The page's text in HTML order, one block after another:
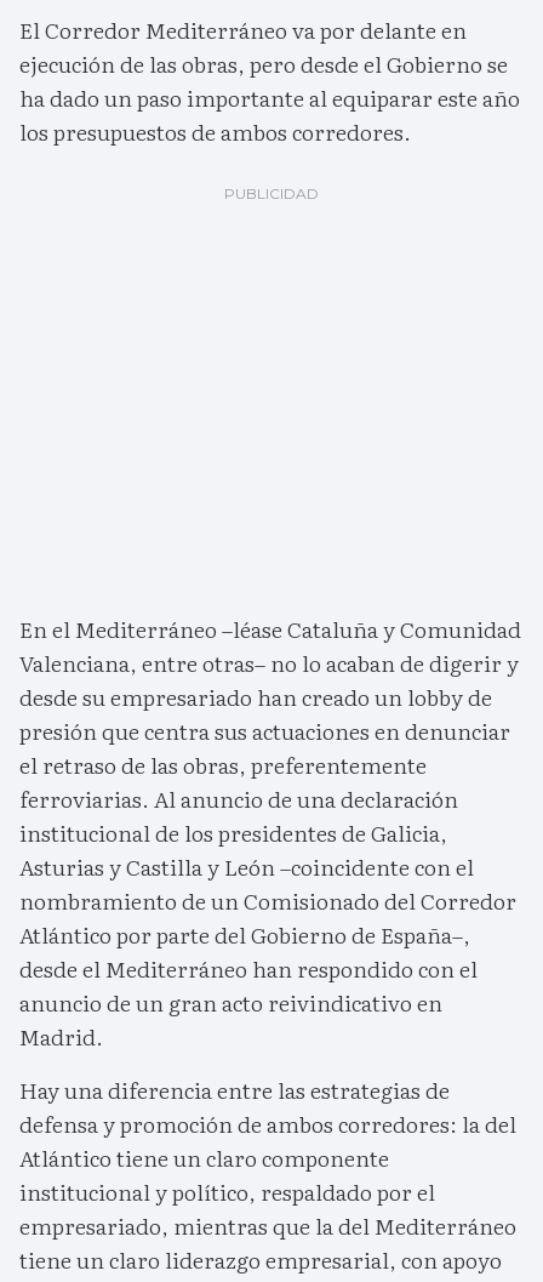
El Corredor Mediterráneo va por delante en
ejecución de las obras, pero desde el Gobierno se
ha dado un paso importante al equiparar este año
los presupuestos de ambos corredores.
En el Mediterráneo –léase Cataluña y Comunidad
Valenciana, entre otras– no lo acaban de digerir y
desde su empresariado han creado un lobby de
presión que centra sus actuaciones en denunciar
el retraso de las obras, preferentemente
ferroviarias. Al anuncio de una declaración
institucional de los presidentes de Galicia,
Asturias y Castilla y León –coincidente con el
nombramiento de un Comisionado del Corredor
Atlántico por parte del Gobierno de España–,
desde el Mediterráneo han respondido con el
anuncio de un gran acto reivindicativo en
Madrid.
Hay una diferencia entre las estrategias de
defensa y promoción de ambos corredores: la del
Atlántico tiene un claro componente
institucional y político, respaldado por el
empresariado, mientras que la del Mediterráneo
tiene un claro liderazgo empresarial, con apoyo